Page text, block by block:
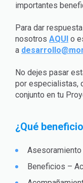
importantes
Para dar
nosotros AQUI o
a
No dejes pasar
por especialistas,
conjunto en tu
¿Qué
Beneficios –